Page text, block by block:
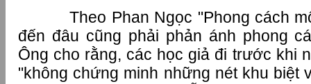
Theo Phan Ngọc "Phong cách
đến đâu cũng phải phản ánh phong
Ông cho rằng, các học giả đi trước khi
"không chứng minh những nét khu biệt